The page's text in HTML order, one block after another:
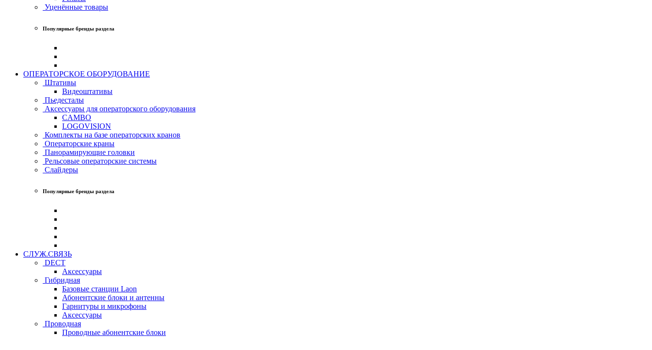
Уценённые товары
Популярные бренды раздела
ОПЕРАТОРСКОЕ ОБОРУДОВАНИЕ
Штативы
Видеоштативы
Пьедесталы
Аксессуары для операторского оборудования
CAMBO
LOGOVISION
Комплекты на базе операторских кранов
Операторские краны
Панорамирующие головки
Рельсовые операторские системы
Слайдеры
Популярные бренды раздела
СЛУЖ.СВЯЗЬ
DECT
Аксессуары
Гибридная
Базовые станции Laon
Абонентские блоки и антенны
Гарнитуры и микрофоны
Аксессуары
Проводная
Проводные абонентские блоки